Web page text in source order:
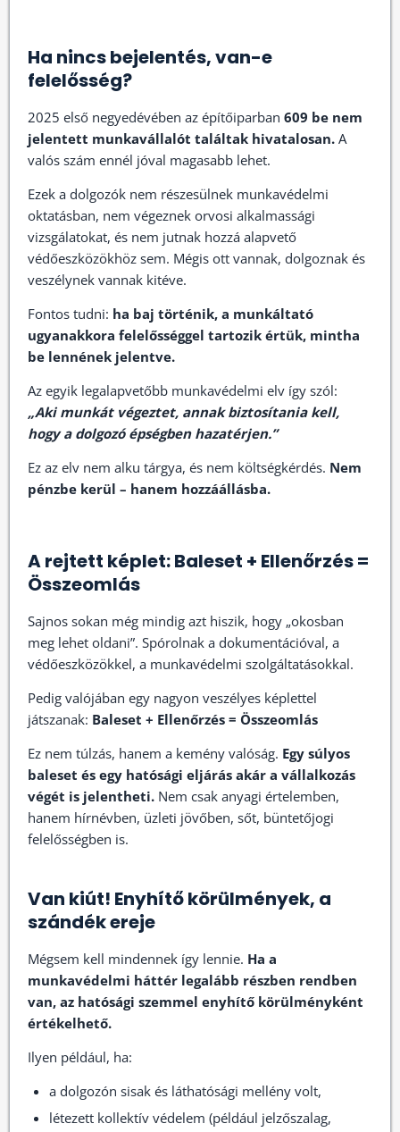
Ha nincs bejelentés, van-e
felelősség?
2025 első negyedévében az építőiparban 609 be nem
jelentett munkavállalót találtak hivatalosan. A
valós szám ennél jóval magasabb lehet.
Ezek a dolgozók nem részesülnek munkavédelmi
oktatásban, nem végeznek orvosi alkalmassági
vizsgálatokat, és nem jutnak hozzá alapvető
védőeszközökhöz sem. Mégis ott vannak, dolgoznak és
veszélynek vannak kitéve.
Fontos tudni: ha baj történik, a munkáltató
ugyanakkora felelősséggel tartozik értük, mintha
be lennének jelentve.
Az egyik legalapvetőbb munkavédelmi elv így szól:
„Aki munkát végeztet, annak biztosítania kell,
hogy a dolgozó épségben hazatérjen.”
Ez az elv nem alku tárgya, és nem költségkérdés. Nem
pénzbe kerül – hanem hozzáállásba.
A rejtett képlet: Baleset + Ellenőrzés =
Összeomlás
Sajnos sokan még mindig azt hiszik, hogy „okosban
meg lehet oldani”. Spórolnak a dokumentációval, a
védőeszközökkel, a munkavédelmi szolgáltatásokkal.
Pedig valójában egy nagyon veszélyes képlettel
játszanak: Baleset + Ellenőrzés = Összeomlás
Ez nem túlzás, hanem a kemény valóság. Egy súlyos
baleset és egy hatósági eljárás akár a vállalkozás
végét is jelentheti. Nem csak anyagi értelemben,
hanem hírnévben, üzleti jövőben, sőt, büntetőjogi
felelősségben is.
Van kiút! Enyhítő körülmények, a
szándék ereje
Mégsem kell mindennek így lennie. Ha a
munkavédelmi háttér legalább részben rendben
van, az hatósági szemmel enyhítő körülményként
értékelhető.
Ilyen például, ha:
a dolgozón sisak és láthatósági mellény volt,
létezett kollektív védelem (például jelzőszalag,